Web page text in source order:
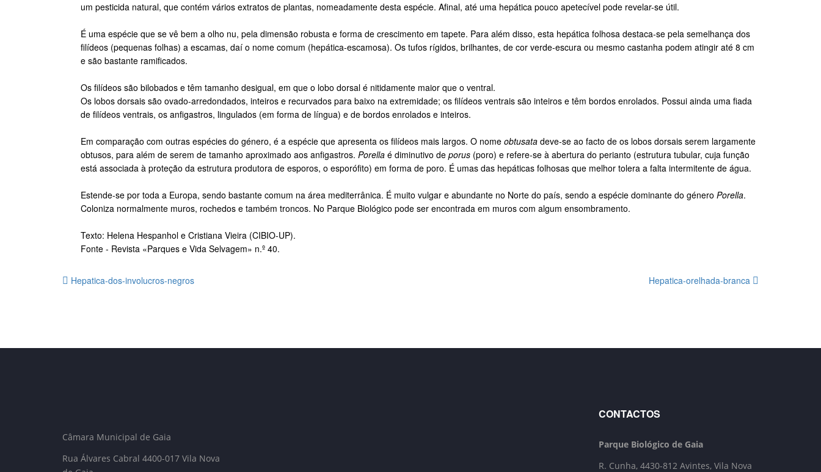
um pesticida natural, que contém vários extratos de plantas, nomeadamente desta espécie. Afinal, até uma hepática pouco apetecível pode revelar-se útil.
É uma espécie que se vê bem a olho nu, pela dimensão robusta e forma de crescimento em tapete. Para além disso, esta hepática folhosa destaca-se pela semelhança dos
filídeos (pequenas folhas) a escamas, daí o nome comum (hepática-escamosa). Os tufos rígidos, brilhantes, de cor verde-escura ou mesmo castanha podem atingir até 8 cm
e são bastante ramificados.
Os filídeos são bilobados e têm tamanho desigual, em que o lobo dorsal é nitidamente maior que o ventral.
Os lobos dorsais são ovado-arredondados, inteiros e recurvados para baixo na extremidade; os filídeos ventrais são inteiros e têm bordos enrolados. Possui ainda uma fiada
de filídeos ventrais, os anfigastros, lingulados (em forma de língua) e de bordos enrolados e inteiros.
Em comparação com outras espécies do género, é a espécie que apresenta os filídeos mais largos. O nome obtusata deve-se ao facto de os lobos dorsais serem largamente
obtusos, para além de serem de tamanho aproximado aos anfigastros. Porella é diminutivo de porus (poro) e refere-se à abertura do perianto (estrutura tubular, cuja função
está associada à proteção da estrutura produtora de esporos, o esporófito) em forma de poro. É umas das hepáticas folhosas que melhor tolera a falta intermitente de água.
Estende-se por toda a Europa, sendo bastante comum na área mediterrânica. É muito vulgar e abundante no Norte do país, sendo a espécie dominante do género Porella.
Coloniza normalmente muros, rochedos e também troncos. No Parque Biológico pode ser encontrada em muros com algum ensombramento.
Texto: Helena Hespanhol e Cristiana Vieira (CIBIO-UP).
Fonte - Revista «Parques e Vida Selvagem» n.º 40.
Hepatica-dos-involucros-negros Hepatica-orelhada-branca
Câmara Municipal de Gaia
Rua Álvares Cabral 4400-017 Vila Nova
CONTACTOS
Parque Biológico de Gaia
R. Cunha, 4430-812 Avintes, Vila Nova